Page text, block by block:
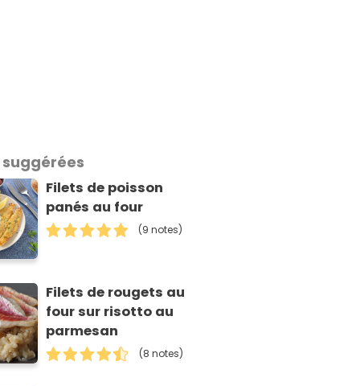
Filets de poisson
panés au four
(9 notes)
Filets de rougets au
four sur risotto au
parmesan
(8 notes)